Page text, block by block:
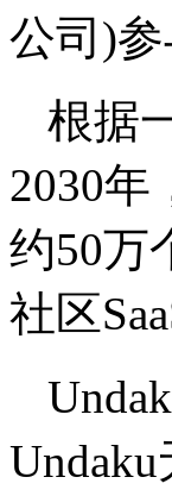
公司)参
根据
2030年
约50万
社区